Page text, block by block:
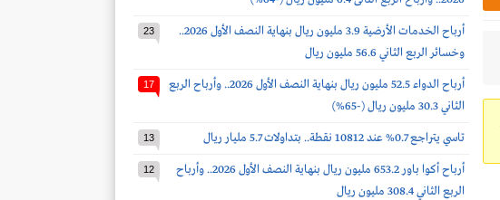
أرباح الخدمات الأرضية 3.9 مليون ريال بنهاية النصف الأول 2026..
وخسائر الربع الثاني 56.6 مليون ريال
23
أرباح الدواء 52.5 مليون ريال بنهاية النصف الأول 2026.. وأرباح الربع
الثاني 30.3 مليون ريال (-65%)
17
تاسي يتراجع 0.7% عند 10812 نقطة.. بتداولات 5.7 مليار ريال 13
أرباح أكوا باور 653.2 مليون ريال بنهاية النصف الأول 2026.. وأرباح
الربع الثاني 308.4 مليون ريال
12